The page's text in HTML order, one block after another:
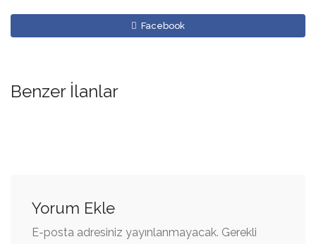
Facebook
Benzer İlanlar
Yorum Ekle
E-posta adresiniz yayınlanmayacak. Gerekli